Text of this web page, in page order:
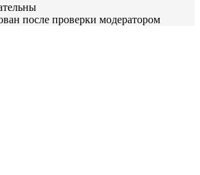
после проверки модератором